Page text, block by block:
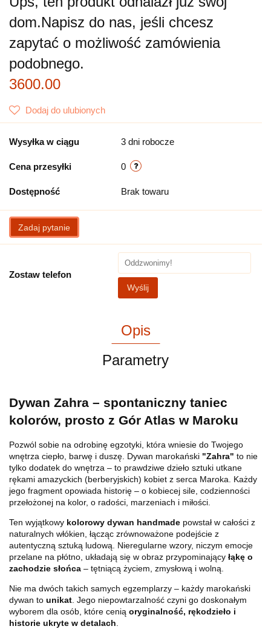
dom.Napisz do nas, jeśli chcesz
zapytać o możliwość zamówienia
podobnego.
3600.00
Dodaj do ulubionych
Wysyłka w ciągu 3 dni robocze
Cena przesyłki 0
Dostępność Brak towaru
Zadaj pytanie
Zostaw telefon
Wyślij
Opis
Parametry
Dywan Zahra – spontaniczny taniec
kolorów, prosto z Gór Atlas w Maroku
Pozwól sobie na odrobinę egzotyki, która wniesie do Twojego
wnętrza ciepło, barwę i duszę. Dywan marokański "Zahra" to nie
tylko dodatek do wnętrza – to prawdziwe dzieło sztuki utkane
rękami amazyckich (berberyjskich) kobiet z serca Maroka. Każdy
jego fragment opowiada historię – o kobiecej sile, codzienności
przełożonej na kolor, o radości, marzeniach i miłości.
Ten wyjątkowy kolorowy dywan handmade powstał w całości z
naturalnych włókien, łącząc zrównoważone podejście z
autentyczną sztuką ludową. Nieregularne wzory, niczym emocje
przelane na płótno, układają się w obraz przypominający łąkę o
zachodzie słońca – tętniącą życiem, zmysłową i wolną.
Nie ma dwóch takich samych egzemplarzy – każdy marokański
dywan to unikat. Jego niepowtarzalność czyni go doskonałym
wyborem dla osób, które cenią oryginalność, rękodzieło i
historie ukryte w detalach.